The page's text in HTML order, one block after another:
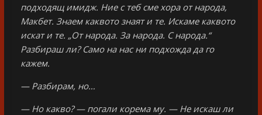
подходящ имидж. Ние с теб сме хора от народа,
Макбет. Знаем каквото знаят и те. Искаме каквото
искат и те. „От народа. За народа. С народа.“
Разбираш ли? Само на нас ни подхожда да го
кажем.
— Разбирам, но…
— Но какво? — погали корема му. — Не искаш ли